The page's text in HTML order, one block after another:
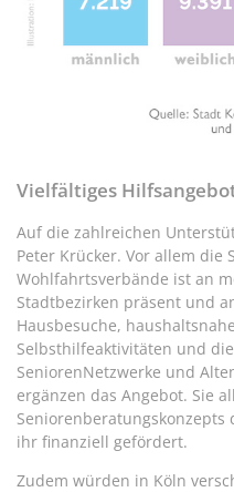
Vielfältiges
Auf die zahlreichen
Peter Krücker. Vor allem die
Wohlfahrtsverbände ist an
Stadtbezirken präsent und
Hausbesuche,
Selbsthilfeaktivitäten und
SeniorenNetzwerke und
ergänzen das Angebot. Sie
ihr finanziell gefördert.
Zudem würden in Köln